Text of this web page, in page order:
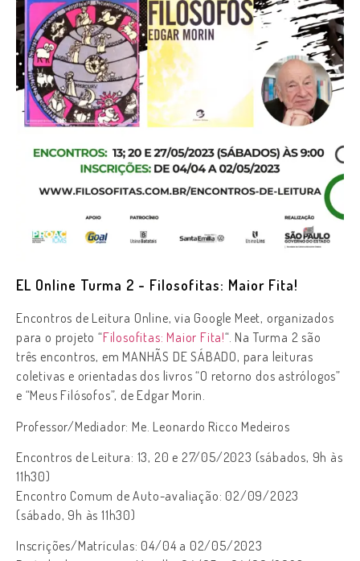
EL Online Turma 2 - Filosofitas: Maior Fita!
Encontros de Leitura Online, via Google Meet, organizados
para o projeto “Filosofitas: Maior Fita!“. Na Turma 2 são
três encontros, em MANHÃS DE SÁBADO, para leituras
coletivas e orientadas dos livros “O retorno dos astrólogos”
e “Meus Filósofos”, de Edgar Morin.
Professor/Mediador: Me. Leonardo Ricco Medeiros
Encontros de Leitura: 13, 20 e 27/05/2023 (sábados, 9h às
11h30)
Encontro Comum de Auto-avaliação: 02/09/2023
(sábado, 9h às 11h30)
Inscrições/Matrículas: 04/04 a 02/05/2023